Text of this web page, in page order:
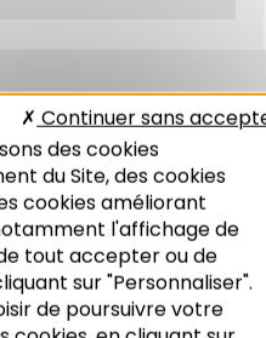
Cyria Emelianoff,
aménagement et
Maine, Dr. Michaël
et Sylvain
de Réseau Gaz
de Quatzenheim
des cookies
du Site, des cookies
cookies améliorant
l'affichage de
tout accepter ou de
sur "Personnaliser".
de poursuivre votre
Continuer sans